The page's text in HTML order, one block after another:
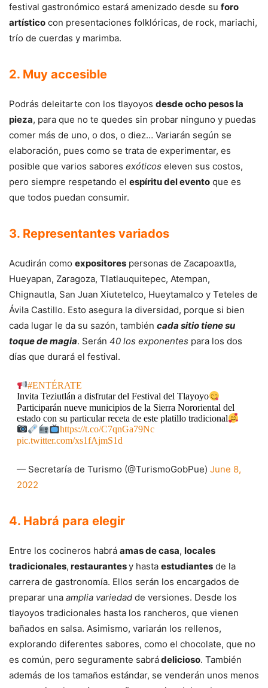
festival gastronómico estará amenizado desde su foro
artístico con presentaciones folklóricas, de rock, mariachi,
trío de cuerdas y marimba.
2. Muy accesible
Podrás deleitarte con los tlayoyos desde ocho pesos la
pieza, para que no te quedes sin probar ninguno y puedas
comer más de uno, o dos, o diez… Variarán según se
elaboración, pues como se trata de experimentar, es
posible que varios sabores exóticos eleven sus costos,
pero siempre respetando el espíritu del evento que es
que todos puedan consumir.
3. Representantes variados
Acudirán como expositores personas de Zacapoaxtla,
Hueyapan, Zaragoza, Tlatlauquitepec, Atempan,
Chignautla, San Juan Xiutetelco, Hueytamalco y Teteles de
Ávila Castillo. Esto asegura la diversidad, porque si bien
cada lugar le da su sazón, también cada sitio tiene su
toque de magia. Serán 40 los exponentes para los dos
días que durará el festival.
#ENTÉRATE
Invita Teziutlán a disfrutar del Festival del Tlayoyo
Participarán nueve municipios de la Sierra Nororiental del
estado con su particular receta de este platillo tradicional
https://t.co/C7qnGa79Nc
pic.twitter.com/xs1fAjmS1d
— Secretaría de Turismo (@TurismoGobPue) June 8,
2022
4. Habrá para elegir
Entre los cocineros habrá amas de casa, locales
tradicionales, restaurantesy hasta estudiantes de la
carrera de gastronomía. Ellos serán los encargados de
preparar una amplia variedad de versiones. Desde los
tlayoyos tradicionales hasta los rancheros, que vienen
bañados en salsa. Asimismo, variarán los rellenos,
explorando diferentes sabores, como el chocolate, que no
es común, pero seguramente sabrádelicioso. También
además de los tamaños estándar, se venderán unos menos